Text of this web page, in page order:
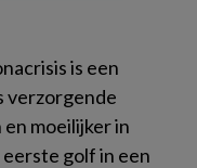
is een
verzorgende
moeilijker in
eerste golf in een